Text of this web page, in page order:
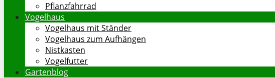
Pflanzfahrrad
Vogelhaus
Vogelhaus mit Ständer
Vogelhaus zum Aufhängen
Nistkasten
Vogelfutter
Gartenblog